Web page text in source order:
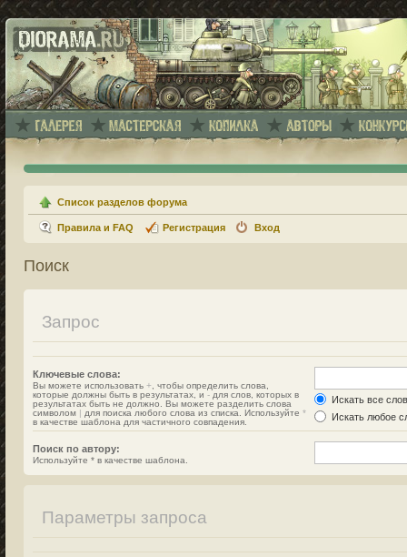
Список разделов форума
Правила и FAQ Регистрация Вход
Поиск
Запрос
Ключевые слова:
Вы можете использовать + , чтобы определить слова,
которые должны быть в результатах, и - для слов, которых в
результатах быть не должно. Вы можете разделить слова
символом | для поиска любого слова из списка. Используйте *
в качестве шаблона для частичного совпадения.
Искать все
Искать любое
Поиск по автору:
Используйте * в качестве шаблона.
Параметры запроса